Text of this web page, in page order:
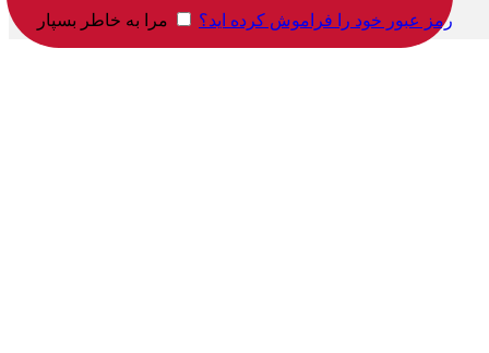
رمز عبور خود را فراموش کرده اید؟ مرا به خاطر بسپار